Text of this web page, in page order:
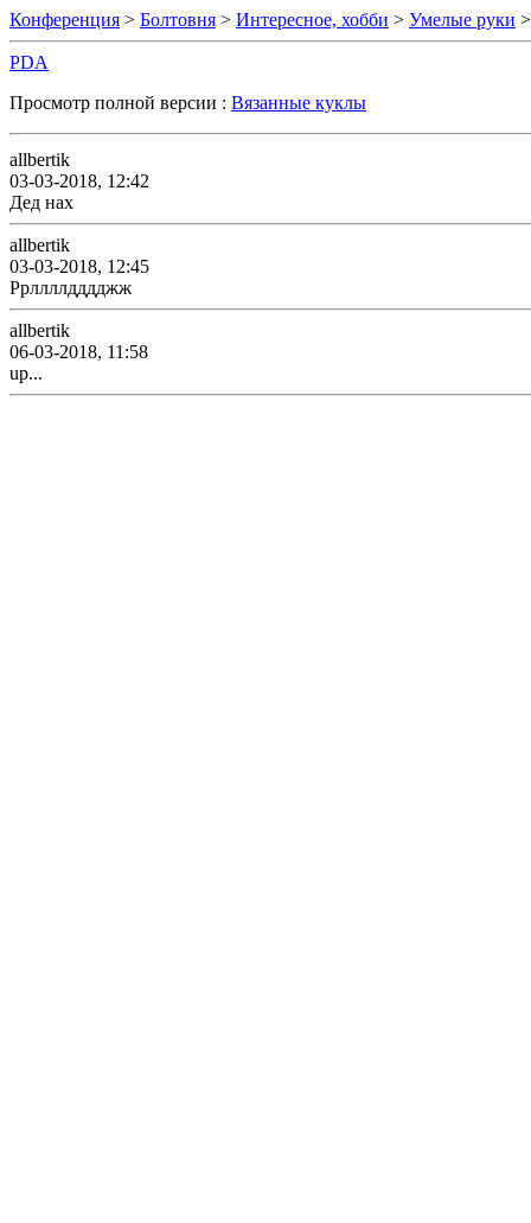
Конференция > Болтовня > Интересное, хобби > Умелые руки
PDA
Просмотр полной версии : Вязанные куклы
allbertik
03-03-2018, 12:42
Дед нах
allbertik
03-03-2018, 12:45
Ррллллдддджж
allbertik
06-03-2018, 11:58
up...